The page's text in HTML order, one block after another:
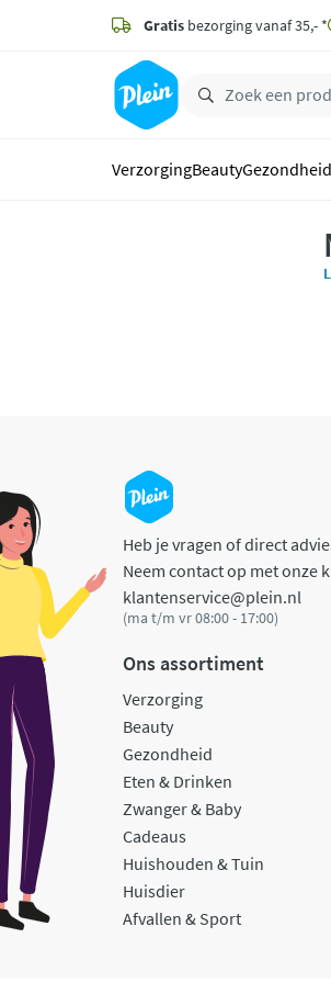
zoeken
hoofdinhoud
Gratis bezorging vanaf 35,- *
VerzorgingBeautyGezondheid
Heb je vragen of direct
Neem contact op met onze
klantenservice@plein.nl
(ma t/m vr 08:00 - 17:00)
Ons assortiment
Verzorging
Beauty
Gezondheid
Eten & Drinken
Zwanger & Baby
Cadeaus
Huishouden & Tuin
Huisdier
Afvallen & Sport